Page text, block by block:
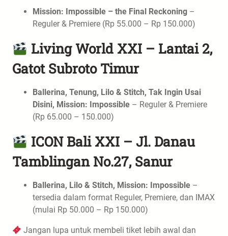
Mission: Impossible – the Final Reckoning –
Reguler & Premiere (Rp 55.000 – Rp 150.000)
Living World XXI – Lantai 2,
Gatot Subroto Timur
Ballerina, Tenung, Lilo & Stitch, Tak Ingin Usai
Disini, Mission: Impossible – Reguler & Premiere
(Rp 65.000 – 150.000)
ICON Bali XXI – Jl. Danau
Tamblingan No.27, Sanur
Ballerina, Lilo & Stitch, Mission: Impossible –
tersedia dalam format Reguler, Premiere, dan IMAX
(mulai Rp 50.000 – Rp 150.000)
Jangan lupa untuk membeli tiket lebih awal dan